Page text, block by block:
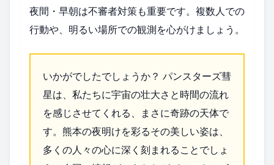
夜間・早朝は不審者対策も重要です。複数人での
行動や、明るい場所での観測を心がけましょう。
いかがでしたでしょうか？ パンスターズ彗
星は、私たちに宇宙の壮大さと時間の流れ
を感じさせてくれる、まさに奇跡の天体で
す。熊本の夜明けを彩るその美しい姿は、
多くの人々の心に深く刻まれることでしょ